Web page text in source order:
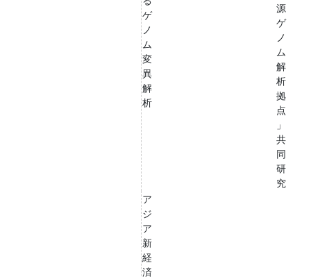
ゲ
ノ
ム
変
異
解
析
源
ゲ
ノ
ム
解
析
拠
点
」
共
同
研
究
ア
ジ
ア
新
経
済